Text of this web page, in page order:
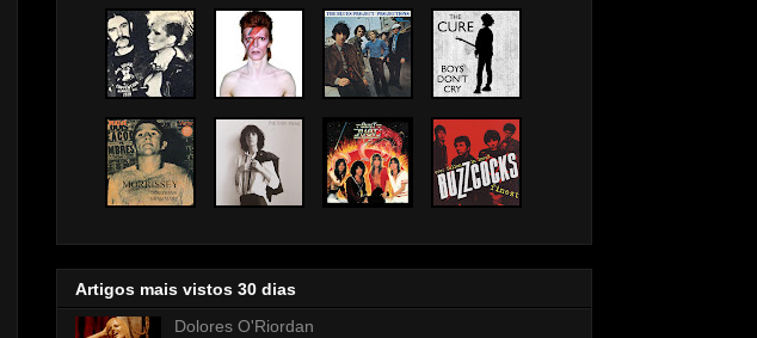
Artigos mais vistos 30 dias
Dolores O'Riordan